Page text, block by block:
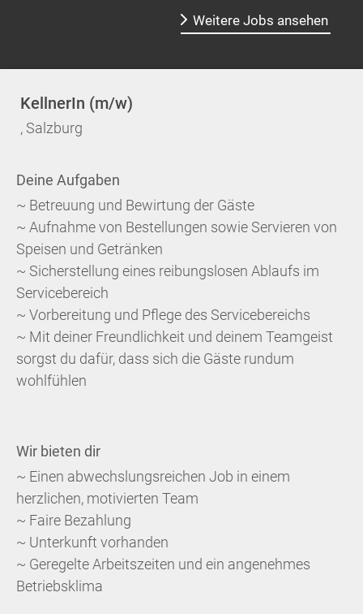
Weitere Jobs ansehen
KellnerIn (m/w)
, Salzburg
Deine Aufgaben
~ Betreuung und Bewirtung der Gäste
~ Aufnahme von Bestellungen sowie Servieren von
Speisen und Getränken
~ Sicherstellung eines reibungslosen Ablaufs im
Servicebereich
~ Vorbereitung und Pflege des Servicebereichs
~ Mit deiner Freundlichkeit und deinem Teamgeist
sorgst du dafür, dass sich die Gäste rundum
wohlfühlen
Wir bieten dir
~ Einen abwechslungsreichen Job in einem
herzlichen, motivierten Team
~ Faire Bezahlung
~ Unterkunft vorhanden
~ Geregelte Arbeitszeiten und ein angenehmes
Betriebsklima